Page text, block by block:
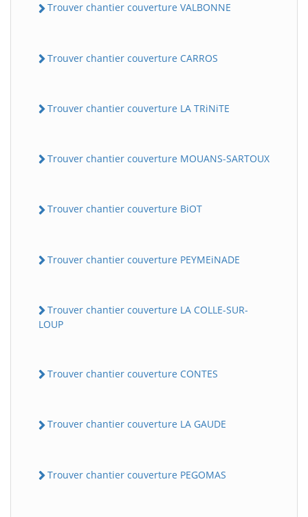
Trouver chantier couverture VALBONNE
Trouver chantier couverture CARROS
Trouver chantier couverture LA TRiNiTE
Trouver chantier couverture MOUANS-SARTOUX
Trouver chantier couverture BiOT
Trouver chantier couverture PEYMEiNADE
Trouver chantier couverture LA COLLE-SUR-
LOUP
Trouver chantier couverture CONTES
Trouver chantier couverture LA GAUDE
Trouver chantier couverture PEGOMAS